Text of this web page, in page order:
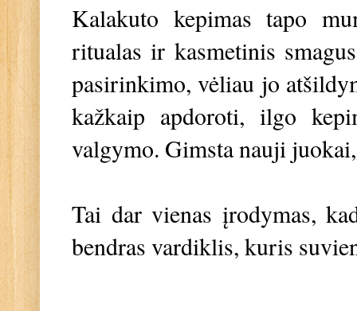
Kalakuto kepimas tapo
ritualas ir kasmetinis
pasirinkimo, vėliau jo
kažkaip apdoroti, ilgo
valgymo. Gimsta nauji
Tai dar vienas įrodymas,
bendras vardiklis, kuris